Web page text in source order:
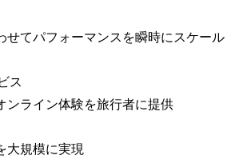
せてパフォーマンスを瞬時にスケール
ス
ンライン体験を旅行者に提供
大規模に実現